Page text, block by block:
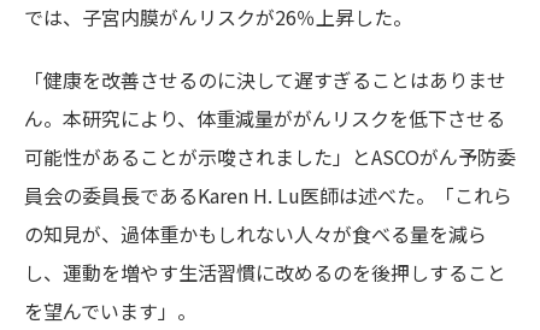
では、子宮内膜がんリスクが26％上昇した。
「健康を改善させるのに決して遅すぎることはありませ
ん。本研究により、体重減量ががんリスクを低下させる
可能性があることが示唆されました」とASCOがん予防委
員会の委員長であるKaren H. Lu医師は述べた。「これら
の知見が、過体重かもしれない人々が食べる量を減ら
し、運動を増やす生活習慣に改めるのを後押しすること
を望んでいます」。